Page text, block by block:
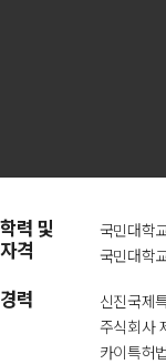
학력 및
자격
국민대학
국민대학
경력
신진국제
주식회사
카이특허